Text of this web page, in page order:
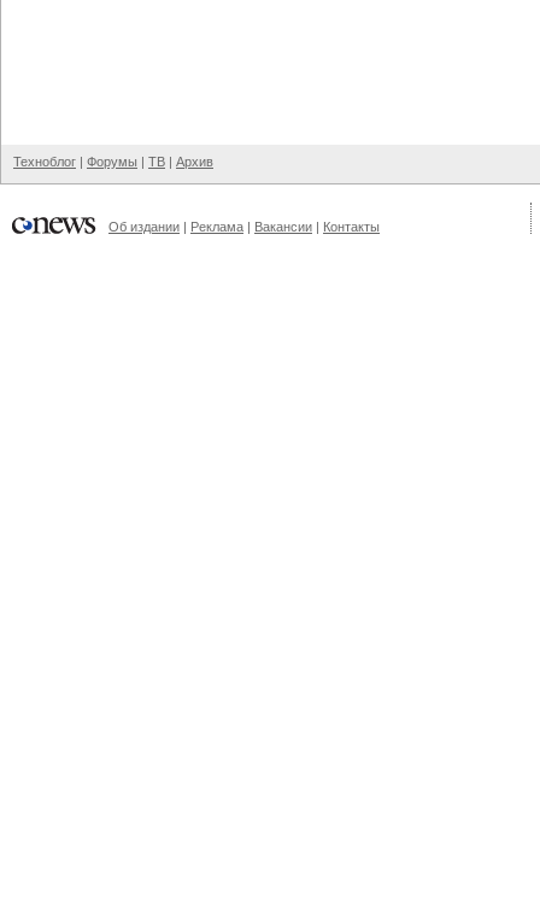
Техноблог | Форумы | ТВ | Архив
Об издании | Реклама | Вакансии | Контакты